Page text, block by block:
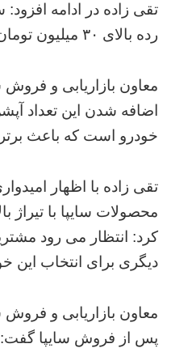
تقی زاده در ادامه
رده بالای ۳۰ میلیون تومان می تواند ضریب نفوذ بیشتری در جامعه داشته باشد.
معاون بازاریابی و
اضافه شدن این تعداد
خودرو است که باعث
تقی زاده با اظهار
محصولات سایپا با تیراژ
کرد: انتظار می رود
دیگری برای انتخاب این
معاون بازاریابی و
پس از فروش سایپا گفت: